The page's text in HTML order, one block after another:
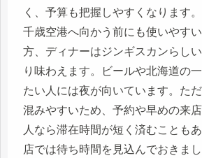
く、予算も把握しやすくなります
千歳空港へ向かう前にも使いやす
方、ディナーはジンギスカンらし
り味わえます。ビールや北海道の
たい人には夜が向いています。た
混みやすいため、予約や早めの来
人なら滞在時間が短く済むことも
店では待ち時間を見込んでおきまし